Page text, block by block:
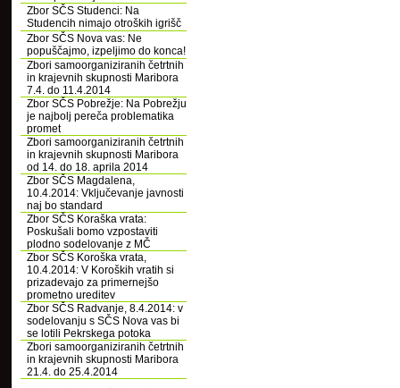
Zbor SČS Studenci: Na
Studencih nimajo otroških igrišč
Zbor SČS Nova vas: Ne
popuščajmo, izpeljimo do konca!
Zbori samoorganiziranih četrtnih
in krajevnih skupnosti Maribora
7.4. do 11.4.2014
Zbor SČS Pobrežje: Na Pobrežju
je najbolj pereča problematika
promet
Zbori samoorganiziranih četrtnih
in krajevnih skupnosti Maribora
od 14. do 18. aprila 2014
Zbor SČS Magdalena,
10.4.2014: Vključevanje javnosti
naj bo standard
Zbor SČS Koraška vrata:
Poskušali bomo vzpostaviti
plodno sodelovanje z MČ
Zbor SČS Koroška vrata,
10.4.2014: V Koroških vratih si
prizadevajo za primernejšo
prometno ureditev
Zbor SČS Radvanje, 8.4.2014: v
sodelovanju s SČS Nova vas bi
se lotili Pekrskega potoka
Zbori samoorganiziranih četrtnih
in krajevnih skupnosti Maribora
21.4. do 25.4.2014